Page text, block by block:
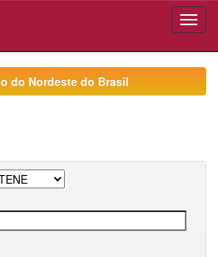
do Nordeste do Brasil